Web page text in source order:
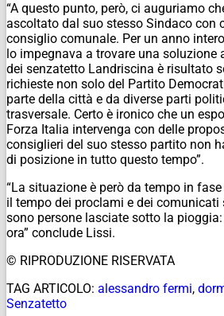
“A questo punto, però, ci auguriamo
ascoltato dal suo stesso Sindaco con
consiglio comunale. Per un anno
lo impegnava a trovare una soluzione
dei senzatetto Landriscina è risultato
richieste non solo del Partito
parte della città e da diverse parti
trasversale. Certo è ironico che un
Forza Italia intervenga con delle
consiglieri del suo stesso partito non
di posizione in tutto questo tempo”.
“La situazione è però da tempo in fase
il tempo dei proclami e dei comunicati
sono persone lasciate sotto la
ora” conclude Lissi.
© RIPRODUZIONE RISERVATA
TAG ARTICOLO: alessandro fermi,
Senzatetto